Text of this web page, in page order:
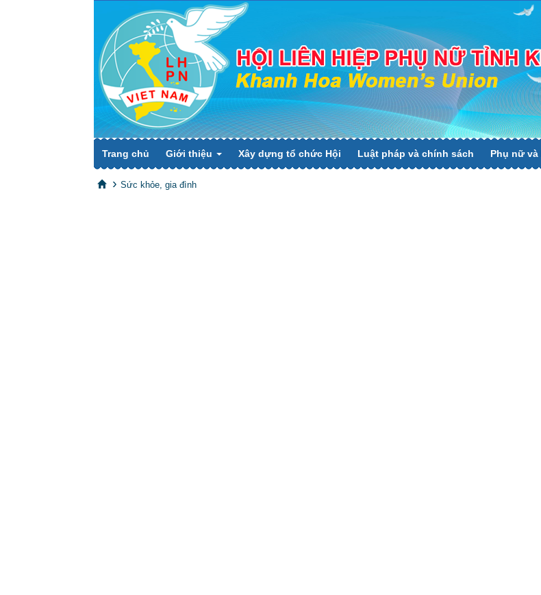
Trang chủ Giới thiệu Xây dựng tổ chức Hội Luật pháp và chính sách Phụ nữ
Sức khỏe, gia đình